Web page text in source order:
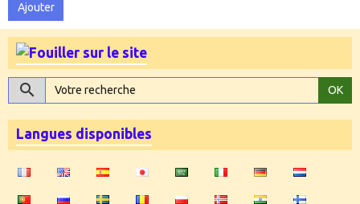
Ajouter
OK
Langues disponibles